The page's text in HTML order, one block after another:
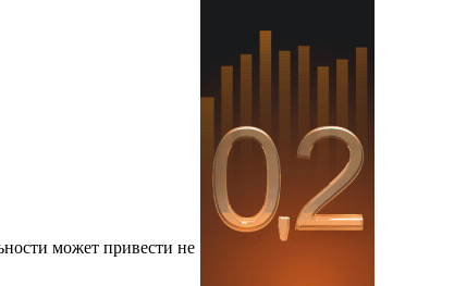
может привести не